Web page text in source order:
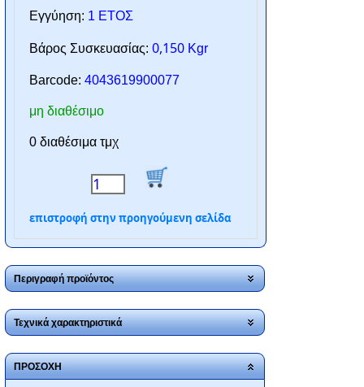
Εγγύηση: 1 ΕΤΟΣ
Βάρος Συσκευασίας: 0,150 Kgr
Barcode: 4043619900077
μη διαθέσιμο
0 διαθέσιμα τμχ
επιστροφή στην προηγούμενη σελίδα
Περιγραφή προϊόντος
Τεχνικά χαρακτηριστικά
ΠΡΟΣΟΧΗ